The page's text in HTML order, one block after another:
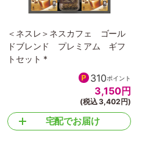
＜ネスレ＞ネスカフェ ゴール
ドブレンド プレミアム ギフ
トセット *
310ポイント
3,150円
(税込 3,402円)
宅配でお届け